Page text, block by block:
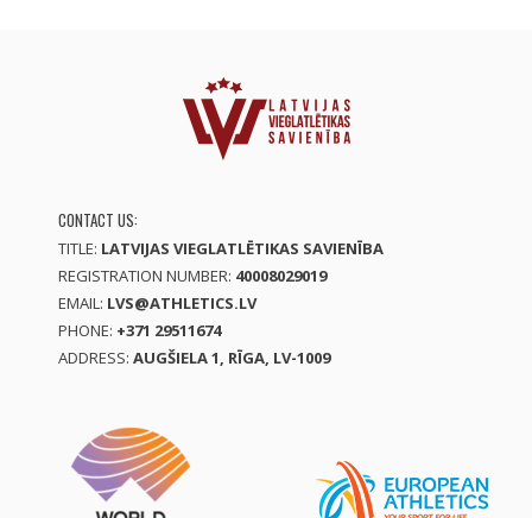
CONTACT US:
TITLE: LATVIJAS VIEGLATLĒTIKAS SAVIENĪBA
REGISTRATION NUMBER: 40008029019
EMAIL: LVS@ATHLETICS.LV
PHONE: +371 29511674
ADDRESS: AUGŠIELA 1, RĪGA, LV-1009